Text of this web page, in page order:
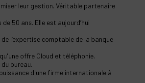
leur gestion. Véritable partenaire
50 ans. Elle est aujourd’hui
l’expertise comptable de la banque
offre Cloud et téléphonie.
bureau.
d'une firme internationale à